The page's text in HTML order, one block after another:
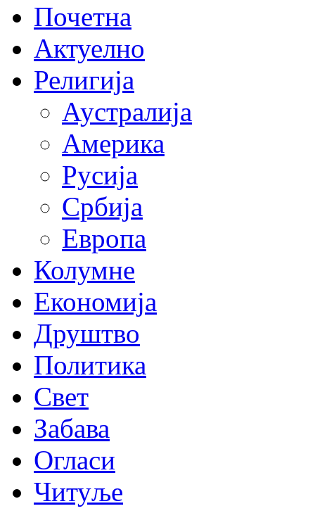
Почетна
Актуелно
Религија
Аустралија
Америка
Русија
Србија
Европа
Колумне
Економија
Друштво
Политика
Свет
Забава
Огласи
Читуље